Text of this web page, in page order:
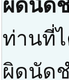
ผิดนัด
ท่านที่
ผิดนัด